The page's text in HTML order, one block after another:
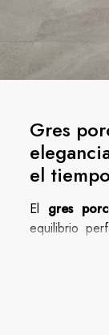
Gres
el tiempo
El gres
equilibrio
cerámica.